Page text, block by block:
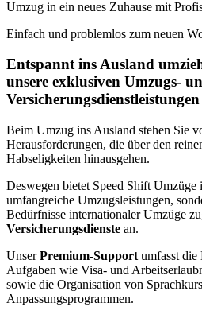
Umzug in ein neues Zuhause mit
Einfach und problemlos zum neuen
Entspannt ins Ausland
unsere exklusiven Umzugs-
Versicherungsdienstleistungen
Beim Umzug ins Ausland stehen Sie
Herausforderungen, die über den
Habseligkeiten hinausgehen.
Deswegen bietet Speed Shift
umfangreiche Umzugsleistungen,
Bedürfnisse internationaler Umzüge
Versicherungsdienste an.
UnserPremium-Support umfasst
Aufgaben wie Visa- und
sowie die Organisation von
Anpassungsprogrammen.